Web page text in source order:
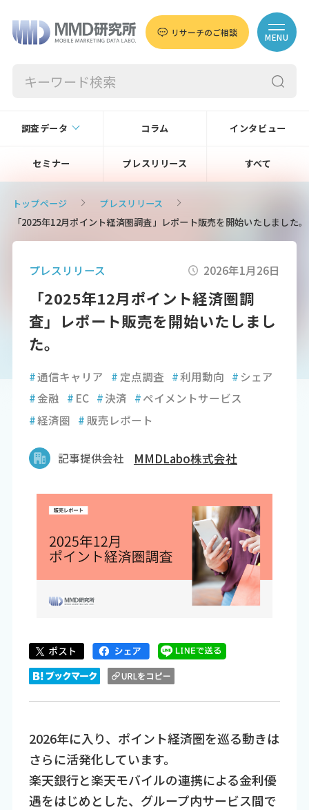
リサーチのご相談 MENU
調査データ コラム インタビュー
セミナー プレスリリース すべて
トップページ
プレスリリース
「2025年12月ポイント経済圏調査」レポート販売を開始いたしました。
プレスリリース 2026年1月26日
「2025年12月ポイント経済圏調
査」レポート販売を開始いたしまし
た。
#通信キャリア # 定点調査 #利用動向 #シェア
#金融 # EC #決済 #ペイメントサービス
#経済圏 # 販売レポート
記事提供会社 MMDLabo株式会社
2026年に入り、ポイント経済圏を巡る動きは
さらに活発化しています。
楽天銀行と楽天モバイルの連携による金利優
遇をはじめとした、グループ内サービス間で